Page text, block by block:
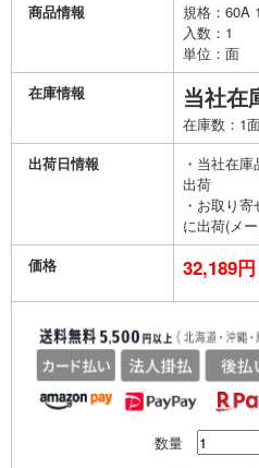
商品情報
規格：60A
入数：1
単位：面
在庫情報
当社在
在庫数：1
出荷日情報
・当社在
出荷
・お取り
に出荷(メ
価格
32,189円
数量